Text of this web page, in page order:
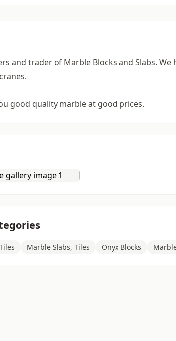
and trader of Marble Blocks and Slabs.
good quality marble at good prices.
Marble Slabs, Tiles Onyx Blocks